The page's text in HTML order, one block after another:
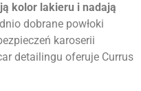
kolor lakieru i nadają
dobrane powłoki
karoserii
detailingu oferuje Currus